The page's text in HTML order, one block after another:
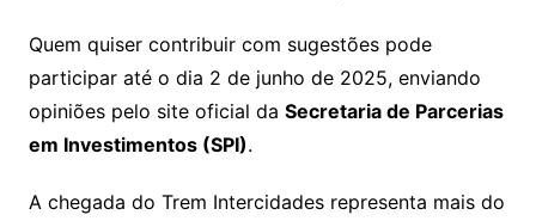
Quem quiser contribuir com sugestões pode
participar até o dia 2 de junho de 2025, enviando
opiniões pelo site oficial da Secretaria de Parcerias
em Investimentos (SPI).
A chegada do Trem Intercidades representa mais do